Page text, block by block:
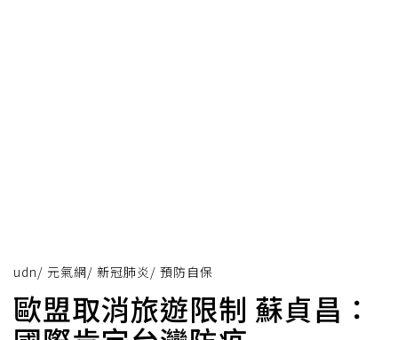
udn/ 元氣網/ 新冠肺炎 / 預防自保
歐盟取消旅遊限制 蘇貞昌：